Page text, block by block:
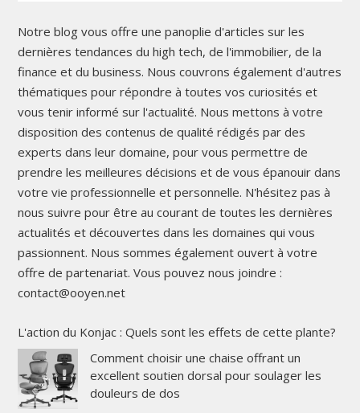
Notre blog vous offre une panoplie d'articles sur les
dernières tendances du high tech, de l'immobilier, de la
finance et du business. Nous couvrons également d'autres
thématiques pour répondre à toutes vos curiosités et
vous tenir informé sur l'actualité. Nous mettons à votre
disposition des contenus de qualité rédigés par des
experts dans leur domaine, pour vous permettre de
prendre les meilleures décisions et de vous épanouir dans
votre vie professionnelle et personnelle. N'hésitez pas à
nous suivre pour être au courant de toutes les dernières
actualités et découvertes dans les domaines qui vous
passionnent. Nous sommes également ouvert à votre
offre de partenariat. Vous pouvez nous joindre :
contact@ooyen.net
L'action du Konjac : Quels sont les effets de cette plante?
Comment choisir une chaise offrant un
excellent soutien dorsal pour soulager les
douleurs de dos